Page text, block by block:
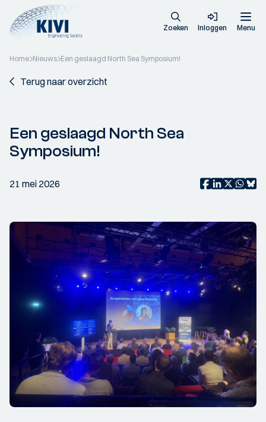
Zoeken Inloggen Menu
Home Nieuws Een geslaagd North Sea Symposium!
Terug naar overzicht
Een geslaagd North Sea
Symposium!
21 mei 2026